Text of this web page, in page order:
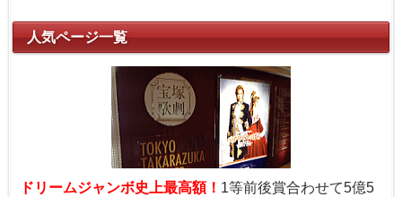
人気ページ一覧
ドリームジャンボ史上最高額！ 1等前後賞合わせて5億5